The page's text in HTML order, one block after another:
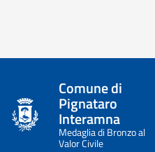
Comune di
Pignataro
Interamna
Medaglia di Bronzo al
Valor Civile